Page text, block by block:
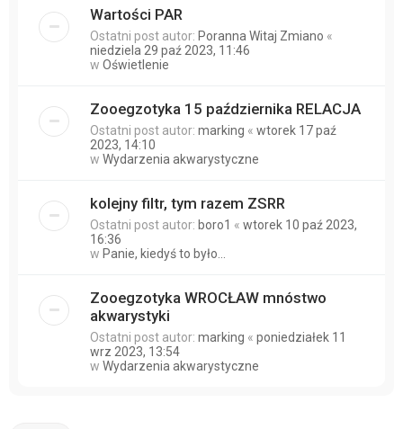
Wartości PAR
Ostatni post autor: Poranna Witaj Zmiano «
niedziela 29 paź 2023, 11:46
w Oświetlenie
Zooegzotyka 15 października RELACJA
Ostatni post autor: marking « wtorek 17 paź
2023, 14:10
w Wydarzenia akwarystyczne
kolejny filtr, tym razem ZSRR
Ostatni post autor: boro1 « wtorek 10 paź 2023,
16:36
w Panie, kiedyś to było...
Zooegzotyka WROCŁAW mnóstwo
akwarystyki
Ostatni post autor: marking « poniedziałek 11
wrz 2023, 13:54
w Wydarzenia akwarystyczne